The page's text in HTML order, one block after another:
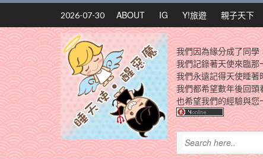
Skip
content
2026-07-30 ABOUT IG Y!旅遊 親子天下
我們因為緣分成了同
我們記錄著天使來臨
我們永遠記得天使睡
我們都希望數年後回
也希望我們的經驗與